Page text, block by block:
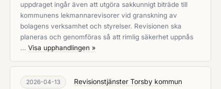
uppdraget ingår även att utgöra sakkunnigt biträde till
kommunens lekmannarevisorer vid granskning av
bolagens verksamhet och styrelser. Revisionen ska
planeras och genomföras så att rimlig säkerhet uppnås
… Visa upphandlingen »
2026-04-13
Revisionstjänster Torsby kommun